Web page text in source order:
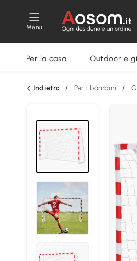
Menu
Per la casa Outdoor e
Indietro / Per i bambini /